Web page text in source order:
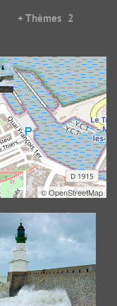
+ Thèmes 2
©OpenStreetMap
la vague…